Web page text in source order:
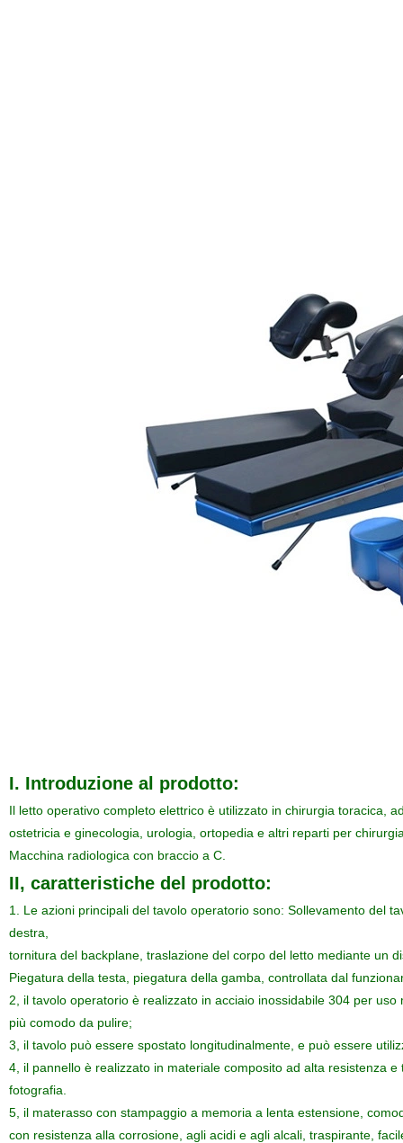
I. Introduzione al prodotto:
Il letto operativo completo elettrico è utilizzato in chirurgia toracica,
ostetricia e ginecologia, urologia, ortopedia e altri reparti per
Macchina radiologica con braccio a C.
II, caratteristiche del prodotto:
1. Le azioni principali del tavolo operatorio sono: Sollevamento del
destra,
tornitura del backplane, traslazione del corpo del letto mediante un
Piegatura della testa, piegatura della gamba, controllata dal
2, il tavolo operatorio è realizzato in acciaio inossidabile 304 per
più comodo da pulire;
3, il tavolo può essere spostato longitudinalmente, e può essere
4, il pannello è realizzato in materiale composito ad alta resistenza
fotografia.
5, il materasso con stampaggio a memoria a lenta estensione,
con resistenza alla corrosione, agli acidi e agli alcali, traspirante,